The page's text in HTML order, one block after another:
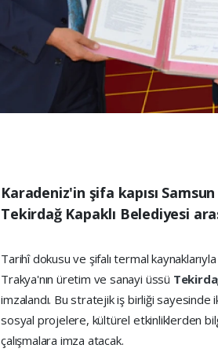
Karadeniz'in şifa kapısı
Tekirdağ Kapaklı Belediyesi
Tarihî dokusu ve şifalı termal
Trakya'nın üretim ve sanayi üssü
imzalandı. Bu stratejik iş birliği sayesinde
sosyal projelere, kültürel etkinliklerden
çalışmalara imza atacak.